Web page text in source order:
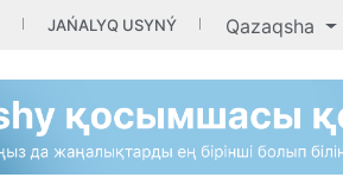
JAŃALYQ USYNÝ Qazaqsha